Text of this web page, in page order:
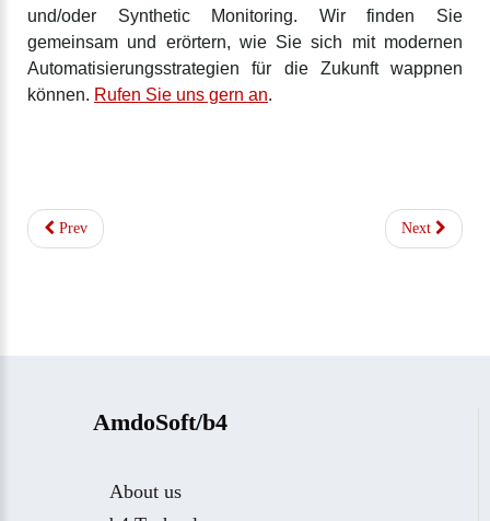
und/oder Synthetic Monitoring. Wir finden Sie
gemeinsam und erörtern, wie Sie sich mit modernen
Automatisierungsstrategien für die Zukunft wappnen
können. Rufen Sie uns gern an.
Prev Next
AmdoSoft/b4
About us